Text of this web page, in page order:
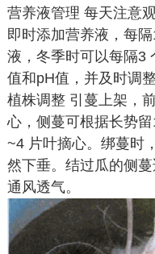
营养液管理 每天注意
即时添加营养液，每
液，冬季时可以每隔3
值和pH值，并及时调整
植株调整 引蔓上架，
心，侧蔓可根据长势
~4 片叶摘心。绑蔓时
然下垂。结过瓜的侧
通风透气。